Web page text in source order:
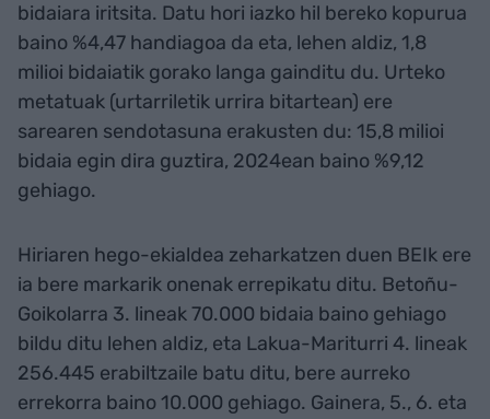
bidaiara iritsita. Datu hori iazko hil bereko kopurua
baino %4,47 handiagoa da eta, lehen aldiz, 1,8
milioi bidaiatik gorako langa gainditu du. Urteko
metatuak (urtarriletik urrira bitartean) ere
sarearen sendotasuna erakusten du: 15,8 milioi
bidaia egin dira guztira, 2024ean baino %9,12
gehiago.
Hiriaren hego-ekialdea zeharkatzen duen BEIk ere
ia bere markarik onenak errepikatu ditu. Betoñu-
Goikolarra 3. lineak 70.000 bidaia baino gehiago
bildu ditu lehen aldiz, eta Lakua-Mariturri 4. lineak
256.445 erabiltzaile batu ditu, bere aurreko
errekorra baino 10.000 gehiago. Gainera, 5., 6. eta